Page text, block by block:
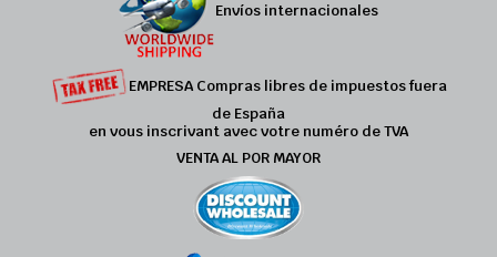
Envíos internacionales
EMPRESA Compras libres de impuestos fuera
de España
en vous inscrivant avec votre numéro de TVA
VENTA AL POR MAYOR